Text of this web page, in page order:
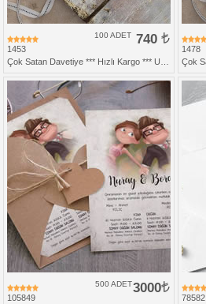
1453
740
100 ADET
1478
105849
3000
500 ADET
78582